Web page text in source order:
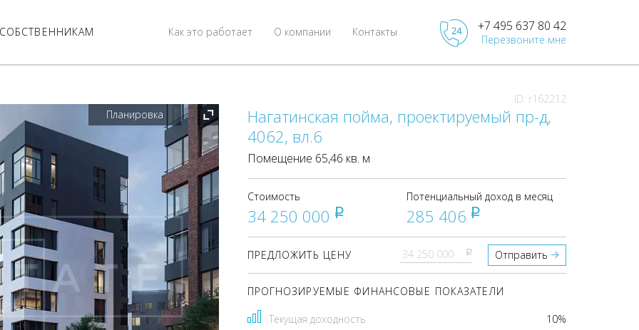
Контакты
О компании
Как это работает +7 495 637 80 42
Перезвоните мне
ID: r162212
Планировка
Нагатинская пойма, проектируемый пр-д,
4062, вл.6
Помещение 65,46 кв. м
Стоимость
34 250 000 pуб
Потенциальный доход в месяц
285 406 pуб
ПРЕДЛОЖИТЬ ЦЕНУ pуб Отправить
ПРОГНОЗИРУЕМЫЕ ФИНАНСОВЫЕ ПОКАЗАТЕЛИ
Текущая доходность 10%